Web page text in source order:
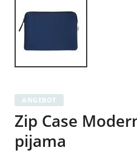
ANGEBOT
Zip Case
pijama